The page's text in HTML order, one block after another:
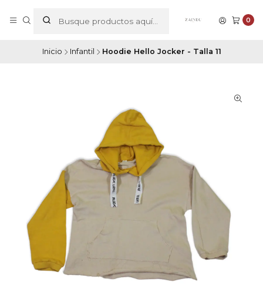
0
Inicio Infantil Hoodie Hello Jocker - Talla 11